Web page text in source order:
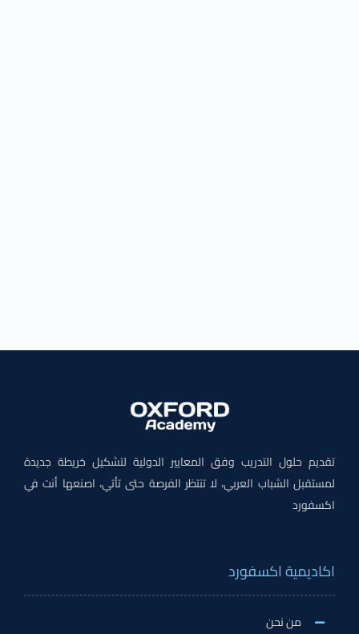
تقديم حلول التدريب وفق المعايير الدولية لتشكيل خريطة جديدة
لمستقبل الشباب العربي، لا تنتظر الفرصة حتى تأتي، اصنعها أنت في
اكسفورد
اكاديمية اكسفورد
من نحن